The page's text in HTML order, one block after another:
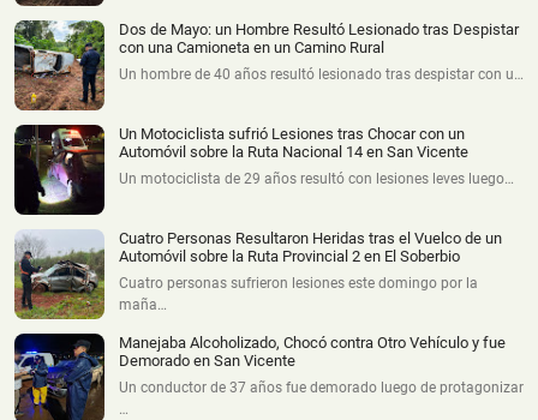
Dos de Mayo: un Hombre Resultó Lesionado tras Despistar
con una Camioneta en un Camino Rural
Un hombre de 40 años resultó lesionado tras despistar con u…
Un Motociclista sufrió Lesiones tras Chocar con un
Automóvil sobre la Ruta Nacional 14 en San Vicente
Un motociclista de 29 años resultó con lesiones leves luego…
Cuatro Personas Resultaron Heridas tras el Vuelco de un
Automóvil sobre la Ruta Provincial 2 en El Soberbio
Cuatro personas sufrieron lesiones este domingo por la
maña…
Manejaba Alcoholizado, Chocó contra Otro Vehículo y fue
Demorado en San Vicente
Un conductor de 37 años fue demorado luego de protagonizar
…